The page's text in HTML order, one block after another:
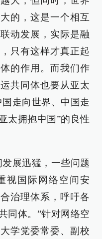
的，这是一个相互
动发展，实际是融
只有这样才真正起
的作用。而我们作
共同体也要从亚太
走向世界、中国走
太拥抱中国”的良性
展迅猛，一些问题
视国际网络空间安
治理体系，呼吁各
同体。”针对网络空
学党委常委、副校